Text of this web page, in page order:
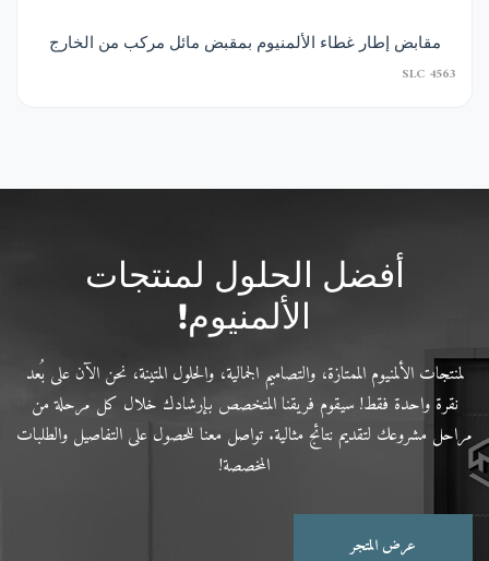
مقابض إطار غطاء الألمنيوم بمقبض مائل مركب من الخارج
SLC 4563
أفضل الحلول لمنتجات
الألمنيوم!
لمنتجات الألمنيوم الممتازة، والتصاميم الجمالية، والحلول المتينة، نحن الآن على بُعد
نقرة واحدة فقط! سيقوم فريقنا المتخصص بإرشادك خلال كل مرحلة من
مراحل مشروعك لتقديم نتائج مثالية. تواصل معنا للحصول على التفاصيل والطلبات
المخصصة!
عرض المتجر